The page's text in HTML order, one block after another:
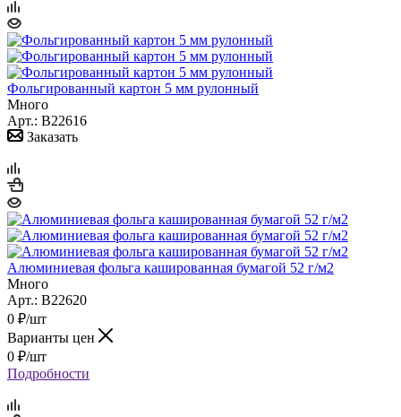
Фольгированный картон 5 мм рулонный
Много
Арт.: B22616
Заказать
Алюминиевая фольга кашированная бумагой 52 г/м2
Много
Арт.: B22620
0 ₽/шт
Варианты цен
0 ₽/шт
Подробности